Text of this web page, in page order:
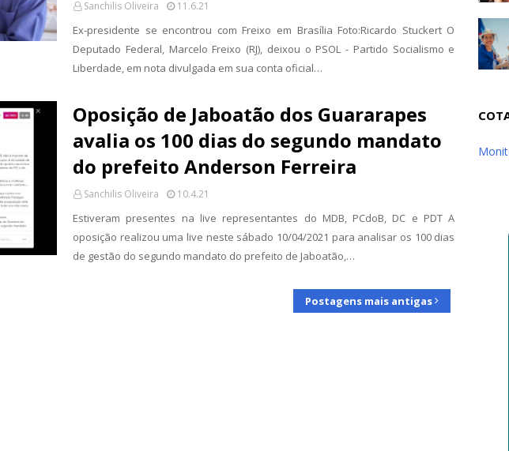
Sanchilis Oliveira 11.6.21
Ex-presidente se encontrou com Freixo em Brasília Foto:Ricardo Stuckert O
Deputado Federal, Marcelo Freixo (RJ), deixou o PSOL - Partido Socialismo e
Liberdade, em nota divulgada em sua conta oficial…
Oposição de Jaboatão dos Guararapes
avalia os 100 dias do segundo mandato
do prefeito Anderson Ferreira
Sanchilis Oliveira 10.4.21
Estiveram presentes na live representantes do MDB, PCdoB, DC e PDT A
oposição realizou uma live neste sábado 10/04/2021 para analisar os 100 dias
de gestão do segundo mandato do prefeito de Jaboatão,…
Postagens mais antigas